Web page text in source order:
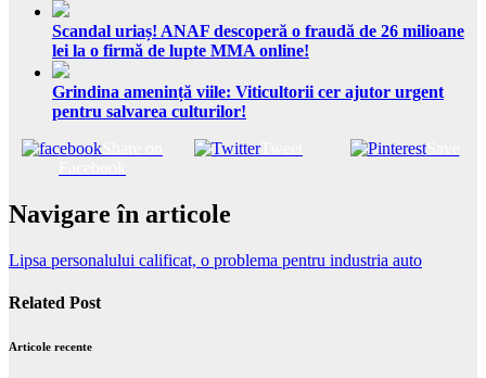
Scandal uriaș! ANAF descoperă o fraudă de 26 milioane
lei la o firmă de lupte MMA online!
Grindina amenință viile: Viticultorii cer ajutor urgent
pentru salvarea culturilor!
Tweet Save
Navigare în articole
Lipsa personalului calificat, o problema pentru industria auto
Related Post
Articole recente